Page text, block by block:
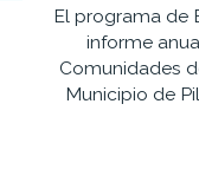
El programa de
informe
Comunidades
Municipio de